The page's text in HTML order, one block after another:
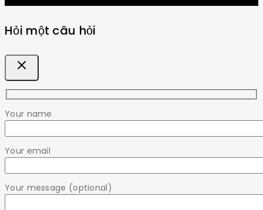
Hỏi một câu hỏi
Your name
Your email
Your message (optional)